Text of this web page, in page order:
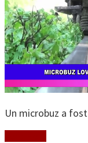
Un microbuz a